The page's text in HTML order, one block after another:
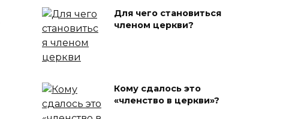
Для чего становиться
членом церкви?
Кому сдалось это
«членство в церкви»?